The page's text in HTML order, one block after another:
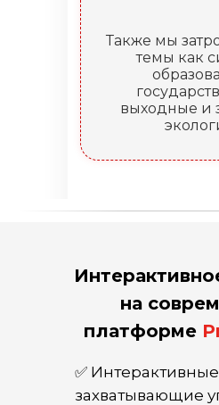
Также мы
темы как
выходные и
на
платформе
✅
захватывающие